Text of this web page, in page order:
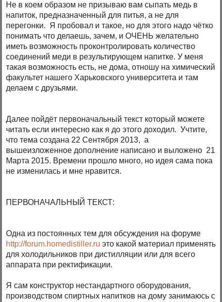
Не в коем образом не призываю вам сыпать медь в
напиток, предназначенный для питья, а не для
перегонки. Я пробовал и такое, но для этого надо чётко
понимать что делаешь, зачем, и ОЧЕНЬ желательно
иметь возможность проконтролировать количество
соединений меди в результирующем напитке. У меня
такая возможность есть, не дома, отношу на химический
факультет нашего Харьковского университета и там
делаем с друзьями.
Далее пойдёт первоначальный текст который можете
читать если интересно как я до этого доходил. Учтите,
что тема создана 22 Сентября 2013, а
вышеизложенное дополнение написано и выложено 21
Марта 2015. Времени прошло много, но идея сама пока
не изменилась и мне нравится.
ПЕРВОНАЧАЛЬНЫЙ ТЕКСТ:
Одна из постоянных тем для обсуждения на форуме
http://forum.homedistiller.ru это какой материал применять
для холодильников при дистилляции или для всего
аппарата при ректификации.
Я сам конструктор нестандартного оборудования,
производством спиртных напитков на дому занимаюсь с